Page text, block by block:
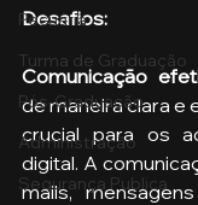
Pecuária
Turma de Graduação
Pós-Graduação
Administração
Segurança Publica
Desafios:
Comunicação
de maneira clara e
crucial para os
digital. A
mails,